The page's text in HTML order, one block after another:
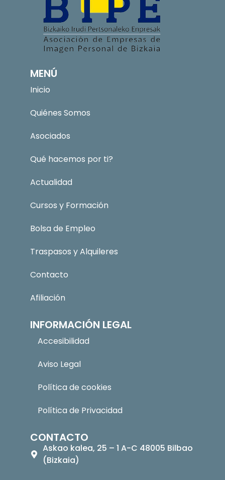
MENÚ
Inicio
Quiénes Somos
Asociados
Qué hacemos por ti?
Actualidad
Cursos y Formación
Bolsa de Empleo
Traspasos y Alquileres
Contacto
Afiliación
INFORMACIÓN LEGAL
Accesibilidad
Aviso Legal
Política de cookies
Política de Privacidad
CONTACTO
Askao kalea, 25 – 1 A-C 48005 Bilbao
(Bizkaia)